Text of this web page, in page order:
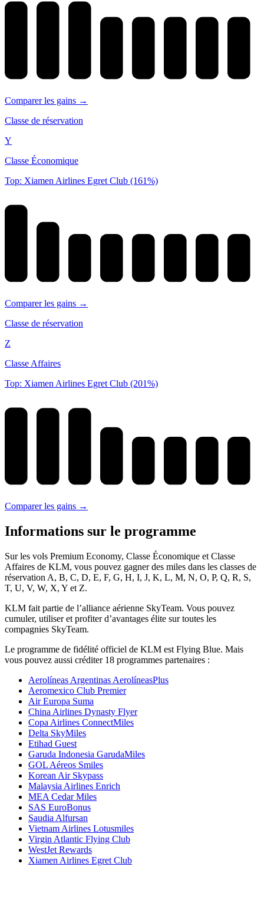
Comparer les gains →
Classe de réservation
Y
Classe Économique
Top: Xiamen Airlines Egret Club (161%)
Comparer les gains →
Classe de réservation
Z
Classe Affaires
Top: Xiamen Airlines Egret Club (201%)
Comparer les gains →
Informations sur le programme
Sur les vols Premium Economy, Classe Économique et Classe
Affaires de KLM, vous pouvez gagner des miles dans les classes de
réservation A, B, C, D, E, F, G, H, I, J, K, L, M, N, O, P, Q, R, S,
T, U, V, W, X, Y et Z.
KLM fait partie de l’alliance aérienne SkyTeam. Vous pouvez
cumuler, utiliser et profiter d’avantages élite sur toutes les
compagnies SkyTeam.
Le programme de fidélité officiel de KLM est Flying Blue. Mais
vous pouvez aussi créditer 18 programmes partenaires :
Aerolíneas Argentinas AerolíneasPlus
Aeromexico Club Premier
Air Europa Suma
China Airlines Dynasty Flyer
Copa Airlines ConnectMiles
Delta SkyMiles
Etihad Guest
Garuda Indonesia GarudaMiles
GOL Aéreos Smiles
Korean Air Skypass
Malaysia Airlines Enrich
MEA Cedar Miles
SAS EuroBonus
Saudia Alfursan
Vietnam Airlines Lotusmiles
Virgin Atlantic Flying Club
WestJet Rewards
Xiamen Airlines Egret Club